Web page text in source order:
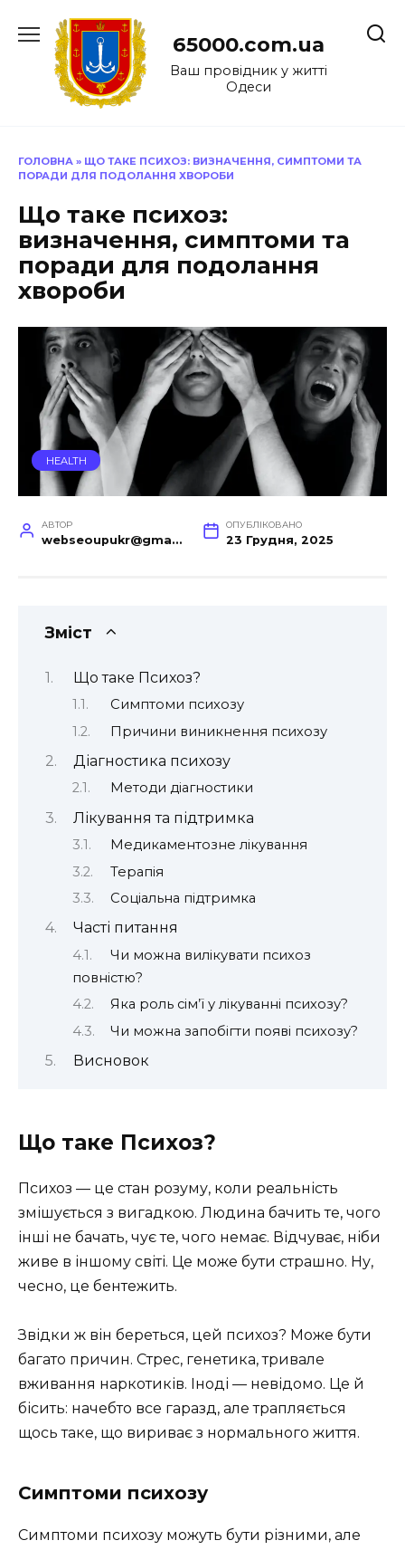
до
65000.com.ua
Ваш провідник у житті
Одеси
ГОЛОВНА » ЩО ТАКЕ ПСИХОЗ: ВИЗНАЧЕННЯ, СИМПТОМИ ТА
ПОРАДИ ДЛЯ ПОДОЛАННЯ ХВОРОБИ
Що таке психоз:
визначення, симптоми та
поради для подолання
хвороби
HEALTH
АВТОР
webseoupukr@gmail.com
ОПУБЛІКОВАНО
23 Грудня, 2025
Зміст
Що таке Психоз?
Симптоми психозу
Причини виникнення психозу
Діагностика психозу
Методи діагностики
Лікування та підтримка
Медикаментозне лікування
Терапія
Соціальна підтримка
Часті питання
Чи можна вилікувати психоз
повністю?
Яка роль сім’ї у лікуванні психозу?
Чи можна запобігти появі психозу?
Висновок
Що таке Психоз?
Психоз — це стан розуму, коли реальність
змішується з вигадкою. Людина бачить те, чого
інші не бачать, чує те, чого немає. Відчуває, ніби
живе в іншому світі. Це може бути страшно. Ну,
чесно, це бентежить.
Звідки ж він береться, цей психоз? Може бути
багато причин. Стрес, генетика, тривале
вживання наркотиків. Іноді — невідомо. Це й
бісить: начебто все гаразд, але трапляється
щось таке, що вириває з нормального життя.
Симптоми психозу
Симптоми психозу можуть бути різними, але